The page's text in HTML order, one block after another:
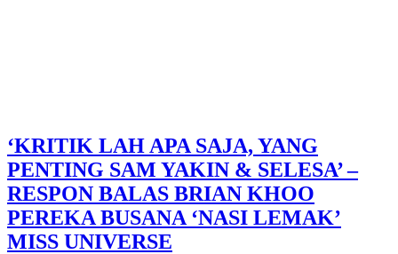
‘KRITIK LAH APA SAJA, YANG
PENTING SAM YAKIN & SELESA’ –
RESPON BALAS BRIAN KHOO
PEREKA BUSANA ‘NASI LEMAK’
MISS UNIVERSE